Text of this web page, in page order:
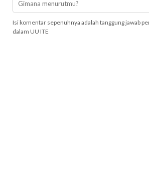
Isi komentar sepenuhnya adalah tanggung jawab
dalam UU ITE